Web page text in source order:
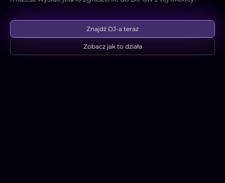
Znajdź DJ-a teraz
Zobacz jak to działa